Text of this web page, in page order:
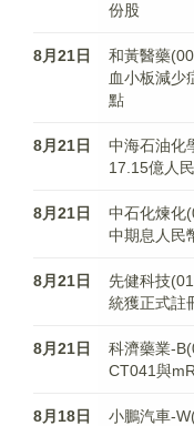
份股
8月21日
和黃醫藥
血小板減少
點
8月21日
中海石油化
17.15億人
8月21日
中石化煉化
中期息人民
8月21日
先健科技
統獲正式註
8月21日
科濟藥業-
CT041與
8月18日
小鵬汽車-